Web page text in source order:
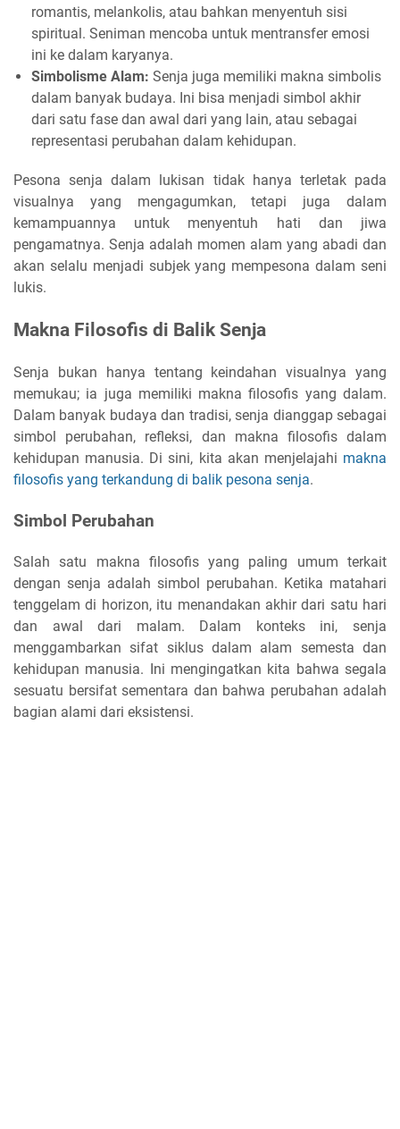
romantis, melankolis, atau bahkan menyentuh sisi
spiritual. Seniman mencoba untuk mentransfer emosi
ini ke dalam karyanya.
Simbolisme Alam: Senja juga memiliki makna simbolis
dalam banyak budaya. Ini bisa menjadi simbol akhir
dari satu fase dan awal dari yang lain, atau sebagai
representasi perubahan dalam kehidupan.
Pesona senja dalam lukisan tidak hanya terletak pada
visualnya yang mengagumkan, tetapi juga dalam
kemampuannya untuk menyentuh hati dan jiwa
pengamatnya. Senja adalah momen alam yang abadi dan
akan selalu menjadi subjek yang mempesona dalam seni
lukis.
Makna Filosofis di Balik Senja
Senja bukan hanya tentang keindahan visualnya yang
memukau; ia juga memiliki makna filosofis yang dalam.
Dalam banyak budaya dan tradisi, senja dianggap sebagai
simbol perubahan, refleksi, dan makna filosofis dalam
kehidupan manusia. Di sini, kita akan menjelajahi makna
filosofis yang terkandung di balik pesona senja.
Simbol Perubahan
Salah satu makna filosofis yang paling umum terkait
dengan senja adalah simbol perubahan. Ketika matahari
tenggelam di horizon, itu menandakan akhir dari satu hari
dan awal dari malam. Dalam konteks ini, senja
menggambarkan sifat siklus dalam alam semesta dan
kehidupan manusia. Ini mengingatkan kita bahwa segala
sesuatu bersifat sementara dan bahwa perubahan adalah
bagian alami dari eksistensi.